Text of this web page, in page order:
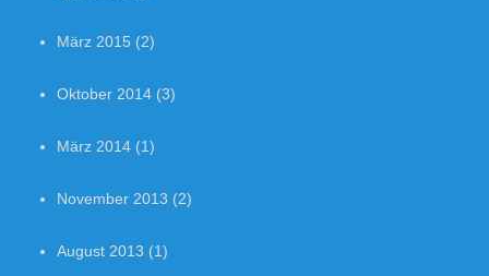
März 2015 (2)
Oktober 2014 (3)
März 2014 (1)
November 2013 (2)
August 2013 (1)